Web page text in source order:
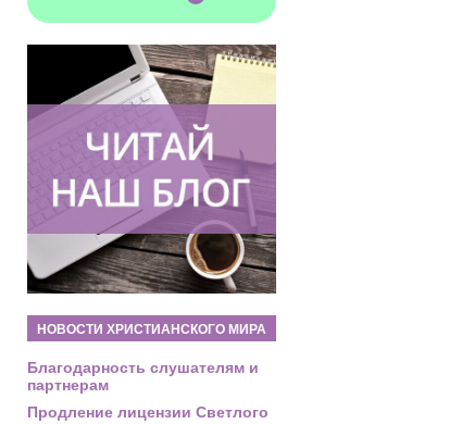
НОВОСТИ ХРИСТИАНСКОГО МИРА
Благодарность слушателям и
партнерам
Продление лицензии Светлого